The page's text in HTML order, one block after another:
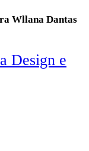
Wllana Dantas
Design e